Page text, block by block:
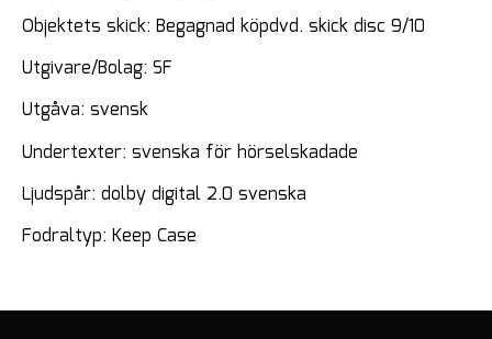
Objektets skick: Begagnad köpdvd. skick disc 9/10
Utgivare/Bolag: SF
Utgåva: svensk
Undertexter: svenska för hörselskadade
Ljudspår: dolby digital 2.0 svenska
Fodraltyp: Keep Case